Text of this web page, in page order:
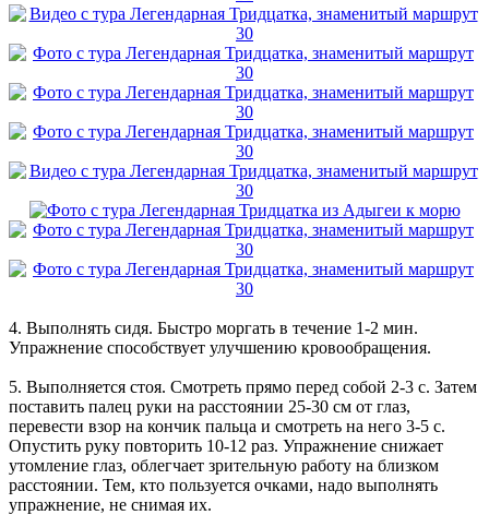
4. Выполнять сидя. Быстро моргать в течение 1-2 мин.
Упражнение способствует улучшению кровообращения.
5. Выполняется стоя. Смотреть прямо перед собой 2-3 с. Затем
поставить палец руки на расстоянии 25-30 см от глаз,
перевести взор на кончик пальца и смотреть на него 3-5 с.
Опустить руку повторить 10-12 раз. Упражнение снижает
утомление глаз, облегчает зрительную работу на близком
расстоянии. Тем, кто пользуется очками, надо выполнять
упражнение, не снимая их.